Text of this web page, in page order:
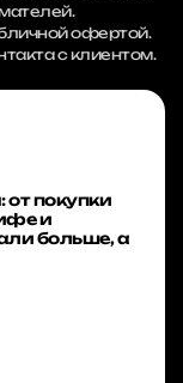
офертой.
с клиентом.
от покупки
и
больше, а